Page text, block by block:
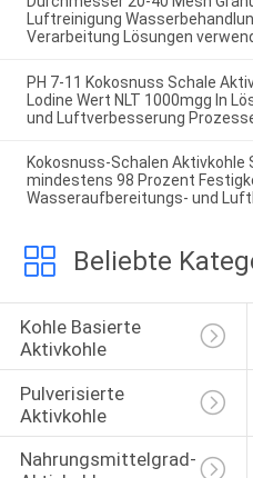
Luftreinigung
Verarbeitung Lösungen
PH 7-11 Kokosnuss Schale
Lodine Wert NLT 1000mgg In
und Luftverbesserung
Kokosnuss-Schalen Aktivkohle
mindestens 98 Prozent
Wasseraufbereitungs- und
Beliebte
Kohle Basierte
Aktivkohle
Pulverisierte
Aktivkohle
Nahrungsmittelgrad-